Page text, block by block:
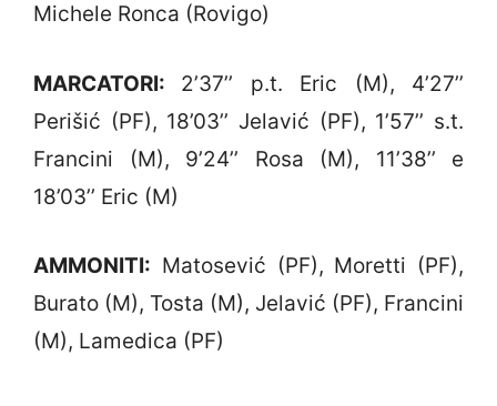
Michele Ronca (Rovigo)
MARCATORI: 2’37’’ p.t. Eric (M), 4’27’’
Perišić (PF), 18’03’’ Jelavić (PF), 1’57’’ s.t.
Francini (M), 9’24’’ Rosa (M), 11’38’’ e
18’03’’ Eric (M)
AMMONITI: Matosević (PF), Moretti (PF),
Burato (M), Tosta (M), Jelavić (PF), Francini
(M), Lamedica (PF)